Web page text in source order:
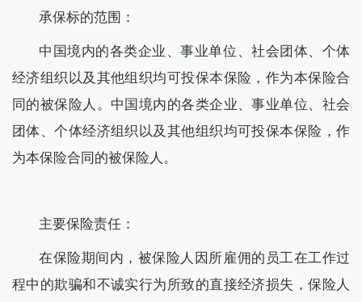
承保标的范围：
中国境内的各类企业、事业单位、社会团体、个体
经济组织以及其他组织均可投保本保险，作为本保险合
同的被保险人。中国境内的各类企业、事业单位、社会
团体、个体经济组织以及其他组织均可投保本保险，作
为本保险合同的被保险人。
主要保险责任：
在保险期间内，被保险人因所雇佣的员工在工作过
程中的欺骗和不诚实行为所致的直接经济损失，保险人